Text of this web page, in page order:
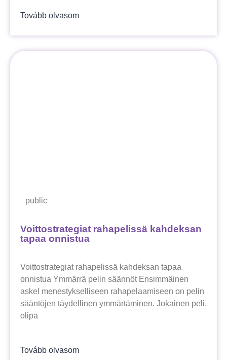
Tovább olvasom
public
Voittostrategiat rahapelissä kahdeksan
tapaa onnistua
Voittostrategiat rahapelissä kahdeksan tapaa
onnistua Ymmärrä pelin säännöt Ensimmäinen
askel menestykselliseen rahapelaamiseen on pelin
sääntöjen täydellinen ymmärtäminen. Jokainen peli,
olipa
Tovább olvasom